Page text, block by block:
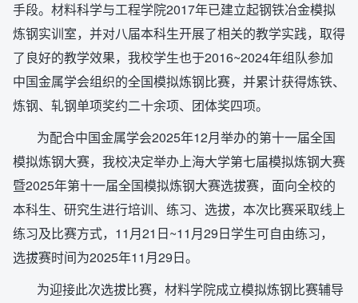
手段。材料科学与工程学院2017年已建立起钢铁冶金模拟
炼钢实训室，并对八届本科生开展了相关的教学实践，取得
了良好的教学效果，我校学生也于2016~2024年组队参加
中国金属学会组织的全国模拟炼钢比赛，并累计获得炼铁、
炼钢、轧钢单项奖约二十余项、团体奖四项。
为配合中国金属学会2025年12月举办的第十一届全国
模拟炼钢大赛，我校决定举办上海大学第七届模拟炼钢大赛
暨2025年第十一届全国模拟炼钢大赛选拔赛，面向全校的
本科生、研究生进行培训、练习、选拔，本次比赛采取线上
练习及比赛方式，11月21日~11月29日学生可自由练习，
选拔赛时间为2025年11月29日。
为迎接此次选拔比赛，材料学院成立模拟炼钢比赛辅导